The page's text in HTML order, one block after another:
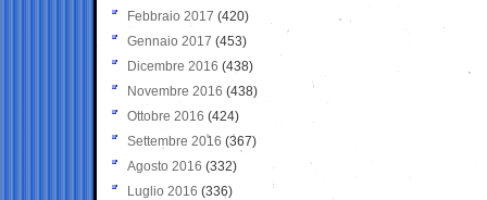
Febbraio 2017 (420)
Gennaio 2017 (453)
Dicembre 2016 (438)
Novembre 2016 (438)
Ottobre 2016 (424)
Settembre 2016 (367)
Agosto 2016 (332)
Luglio 2016 (336)